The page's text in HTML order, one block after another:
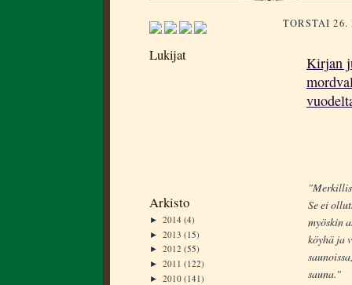
Lukijat
Arkisto
► 2014 (4)
► 2013 (15)
► 2012 (55)
► 2011 (122)
► 2010 (141)
TORSTAI 26.
Kirjan
Se ei
myöskin
köyhä ja
sauna."